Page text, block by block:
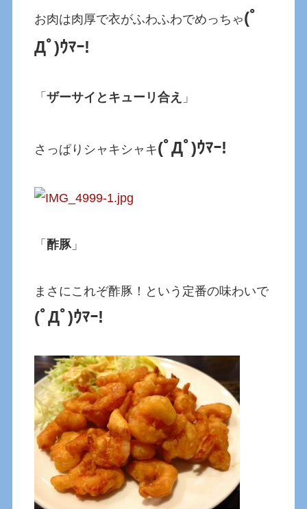
お肉は肉厚で衣がふわふわでめっちゃ(ﾟ
Дﾟ)ｳﾏｰ!
「ザーサイとキューリ合え 」
さっぱりシャキシャキ(ﾟДﾟ)ｳﾏｰ!
「酢豚」
まさにこれぞ酢豚！という定番の味わいで
(ﾟДﾟ)ｳﾏｰ!